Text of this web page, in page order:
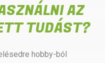
AZ
TUDÁST?
hobby-ból